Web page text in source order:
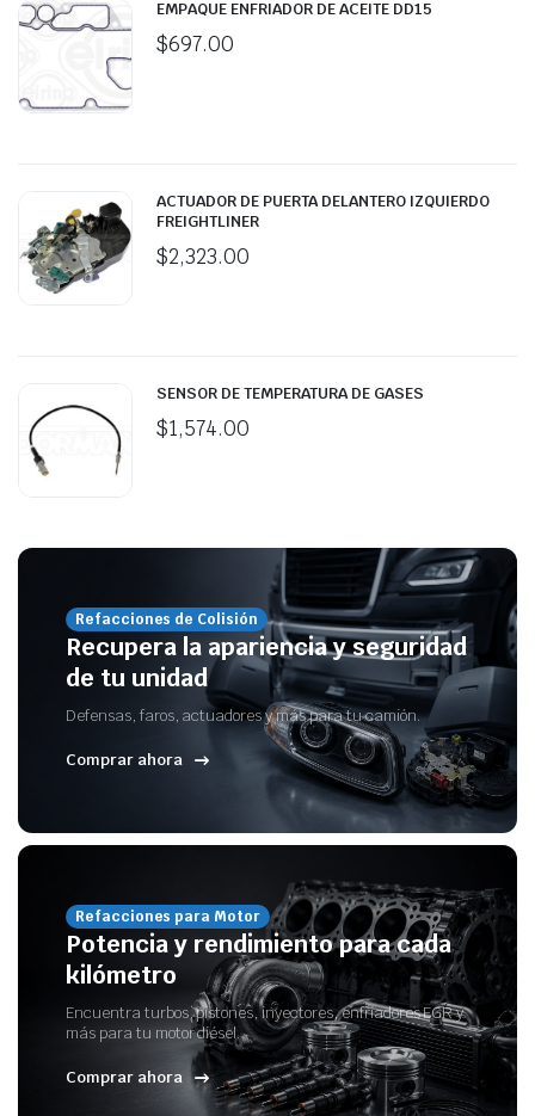
EMPAQUE ENFRIADOR DE ACEITE DD15
$697.00
ACTUADOR DE PUERTA DELANTERO IZQUIERDO
FREIGHTLINER
$2,323.00
SENSOR DE TEMPERATURA DE GASES
$1,574.00
Refacciones de Colisión
Recupera la apariencia y seguridad
de tu unidad
Defensas, faros, actuadores y más para tu camión.
Comprar ahora
Refacciones para Motor
Potencia y rendimiento para cada
kilómetro
Encuentra turbos, pistones, inyectores, enfriadores EGR y
más para tu motor diésel.
Comprar ahora